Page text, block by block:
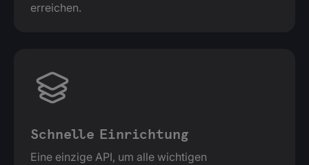
erreichen.
Schnelle Einrichtung
Eine einzige API, um alle wichtigen